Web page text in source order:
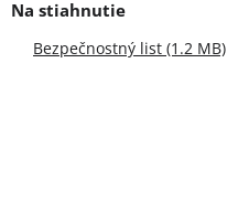
Bezpečnostný list (1.2 MB)